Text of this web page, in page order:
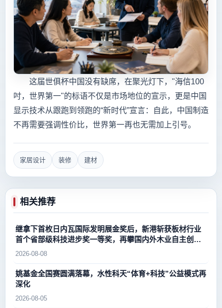
这届世俱杯中国没有缺席，在聚光灯下，"海信100
吋，世界第一"的标语不仅是市场地位的宣示，更是中国
显示技术从跟跑到领跑的“新时代”宣言：自此，中国制造
不再需要强调性价比，世界第一再也无需加上引号。
家居设计 装修 建材
相关推荐
继拿下首枚日内瓦国际发明展金奖后，新港斩获板材行业
首个省部级科技进步奖一等奖，再攀国内外木业自主创新
新高峰
2026-08-08
姚基金全国赛圆满落幕，水性科天“体育+科技”公益模式再
深化
2026-08-05